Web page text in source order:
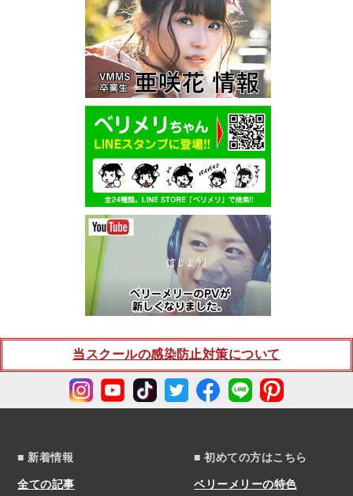
当スクールの感染防止対策について
■ 新着情報
全ての記事
■ 初めての方はこちら
ベリーメリーの特色